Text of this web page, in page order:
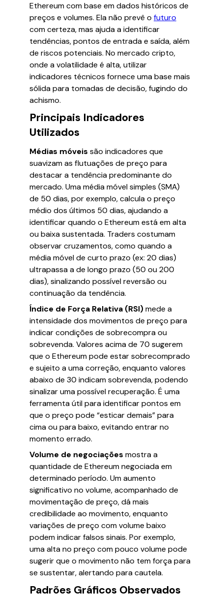
Ethereum com base em dados históricos de
preços e volumes. Ela não prevê o futuro
com certeza, mas ajuda a identificar
tendências, pontos de entrada e saída, além
de riscos potenciais. No mercado cripto,
onde a volatilidade é alta, utilizar
indicadores técnicos fornece uma base mais
sólida para tomadas de decisão, fugindo do
achismo.
Principais Indicadores
Utilizados
Médias móveis são indicadores que
suavizam as flutuações de preço para
destacar a tendência predominante do
mercado. Uma média móvel simples (SMA)
de 50 dias, por exemplo, calcula o preço
médio dos últimos 50 dias, ajudando a
identificar quando o Ethereum está em alta
ou baixa sustentada. Traders costumam
observar cruzamentos, como quando a
média móvel de curto prazo (ex: 20 dias)
ultrapassa a de longo prazo (50 ou 200
dias), sinalizando possível reversão ou
continuação da tendência.
Índice de Força Relativa (RSI)mede a
intensidade dos movimentos de preço para
indicar condições de sobrecompra ou
sobrevenda. Valores acima de 70 sugerem
que o Ethereum pode estar sobrecomprado
e sujeito a uma correção, enquanto valores
abaixo de 30 indicam sobrevenda, podendo
sinalizar uma possível recuperação. É uma
ferramenta útil para identificar pontos em
que o preço pode “esticar demais” para
cima ou para baixo, evitando entrar no
momento errado.
Volume de negociações mostra a
quantidade de Ethereum negociada em
determinado período. Um aumento
significativo no volume, acompanhado de
movimentação de preço, dá mais
credibilidade ao movimento, enquanto
variações de preço com volume baixo
podem indicar falsos sinais. Por exemplo,
uma alta no preço com pouco volume pode
sugerir que o movimento não tem força para
se sustentar, alertando para cautela.
Padrões Gráficos Observados